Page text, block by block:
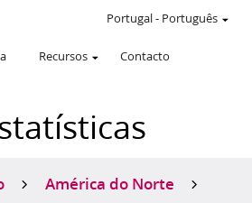
Recursos Contacto
Portugal- Português
América do Norte